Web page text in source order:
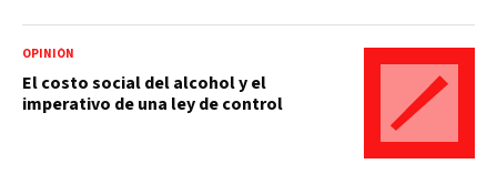
OPINIÓN
El costo social del alcohol y el
imperativo de una ley de control